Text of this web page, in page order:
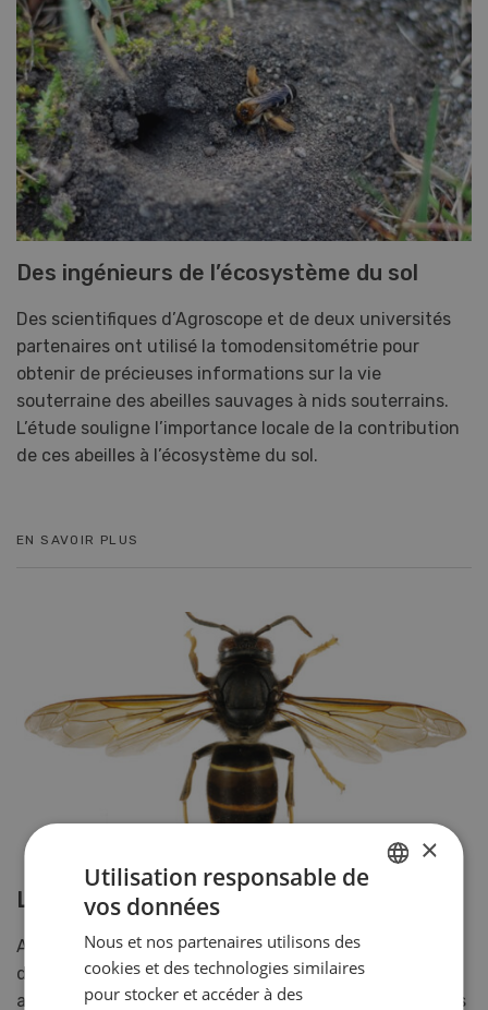
Des ingénieurs de l’écosystème du sol
Des scientifiques d’Agroscope et de deux universités
partenaires ont utilisé la tomodensitométrie pour
obtenir de précieuses informations sur la vie
souterraine des abeilles sauvages à nids souterrains.
L’étude souligne l’importance locale de la contribution
de ces abeilles à l’écosystème du sol.
EN SAVOIR PLUS
Le frelon asiatique se propage en Suisse
Après la première observation en 2017, le nombre de
découvertes de frelon asiatique a nettement
augmenté dans notre pays en 2022. Grâce aux bonnes
×
Utilisation responsable de
vos données
Nous et nos partenaires utilisons des
cookies et des technologies similaires
pour stocker et accéder à des